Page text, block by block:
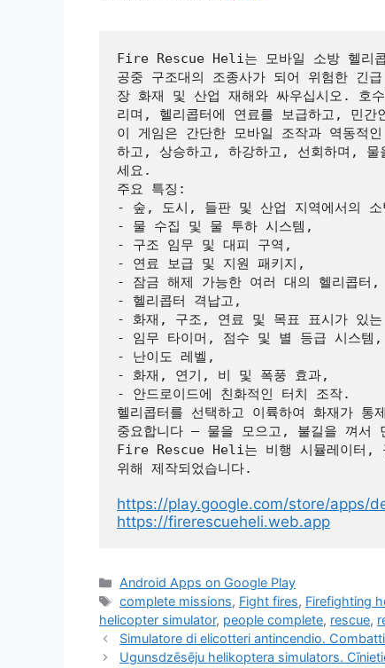
Fire Rescue Heli는 모바일 소방 헬리콥
공중 구조대의 조종사가 되어 위험한
장 화재 및 산업 재해와 싸우십시오. 호
리며, 헬리콥터에 연료를 보급하고, 민간
이 게임은 간단한 모바일 조작과 역동적
하고, 상승하고, 하강하고, 선회하며, 물
세요.
주요 특징:
- 숲, 도시, 들판 및 산업 지역에서의 소
- 물 수집 및 물 투하 시스템,
- 구조 임무 및 대피 구역,
- 연료 보급 및 지원 패키지,
- 잠금 해제 가능한 여러 대의 헬리콥터,
- 헬리콥터 격납고,
- 화재, 구조, 연료 및 목표 표시가 있는
- 임무 타이머, 점수 및 별 등급 시스템,
- 난이도 레벨,
- 화재, 연기, 비 및 폭풍 효과,
- 안드로이드에 친화적인 터치 조작.
헬리콥터를 선택하고 이륙하여 화재가
중요합니다 — 물을 모으고, 불길을 껴서
Fire Rescue Heli는 비행 시뮬레이터,
위해 제작되었습니다.
https://play.google.com/store/apps/
https://firerescueheli.web.app
Kategorie
Android Apps on Google Play
Tagi
complete missions, Fight fires, Firefighting
helicopter simulator, people complete, rescue,
Simulatore di elicotteri antincendio.
Ugunsdzēsēju helikoptera simulators.